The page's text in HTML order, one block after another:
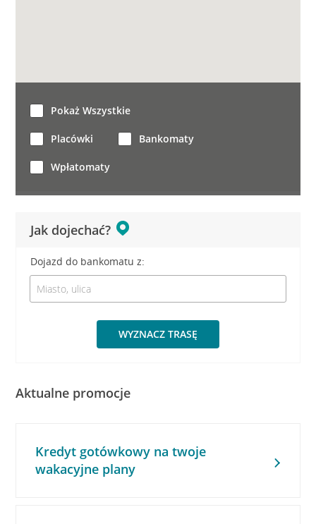
Jak dojechać?
Dojazd do bankomatu z:
WYZNACZ TRASĘ
Pokaż Wszystkie
Placówki Bankomaty
Wpłatomaty
Aktualne promocje
Kredyt gotówkowy na twoje
wakacyjne plany